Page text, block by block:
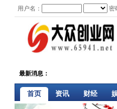
用户名： 密
最新消息：
首页 资讯 财经